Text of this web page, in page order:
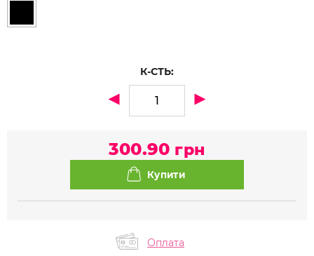
К-СТЬ:
300.90 грн
Оплата